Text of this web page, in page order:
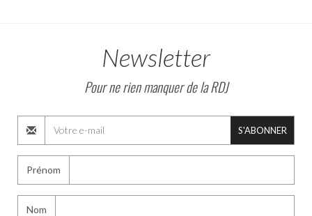
Newsletter
Pour ne rien manquer de la RDJ
S'ABONNER
Prénom
Nom